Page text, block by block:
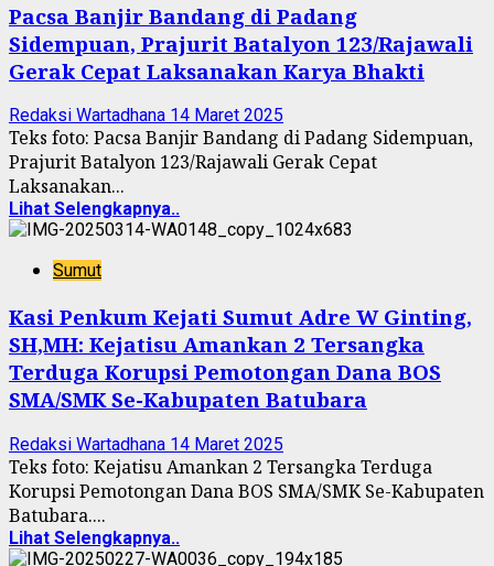
Pacsa Banjir Bandang di Padang
Sidempuan, Prajurit Batalyon 123/Rajawali
Gerak Cepat Laksanakan Karya Bhakti
Redaksi Wartadhana 14 Maret 2025
Teks foto: Pacsa Banjir Bandang di Padang Sidempuan,
Prajurit Batalyon 123/Rajawali Gerak Cepat
Laksanakan...
Lihat Selengkapnya..
Sumut
Kasi Penkum Kejati Sumut Adre W Ginting,
SH,MH: Kejatisu Amankan 2 Tersangka
Terduga Korupsi Pemotongan Dana BOS
SMA/SMK Se-Kabupaten Batubara
Redaksi Wartadhana 14 Maret 2025
Teks foto: Kejatisu Amankan 2 Tersangka Terduga
Korupsi Pemotongan Dana BOS SMA/SMK Se-Kabupaten
Batubara....
Lihat Selengkapnya..